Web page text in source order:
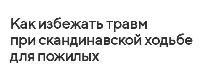
Как избежать травм
при скандинавской ходьбе
для пожилых